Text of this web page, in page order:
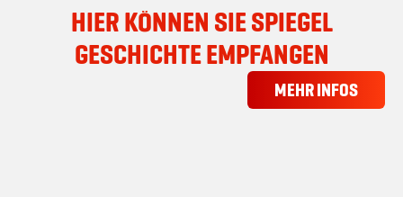
HIER KÖNNEN SIE SPIEGEL
GESCHICHTE EMPFANGEN
MEHR INFOS